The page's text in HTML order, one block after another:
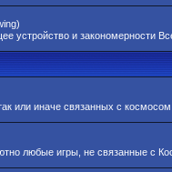
устройство и закономерности
или иначе связанных с
любые игры, не связанные с